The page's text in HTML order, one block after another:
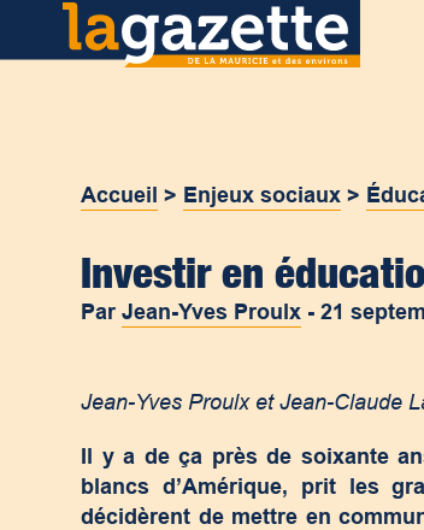
Accueil > Enjeux sociaux >
Investir en
ParJean-Yves Proulx -21
Jean-Yves Proulx et Jean-Claude
Il y a de ça près de soixante
blancs d’Amérique, prit les
décidèrent de mettre en